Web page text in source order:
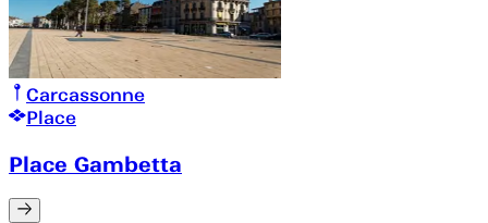
Carcassonne
Place
Place Gambetta